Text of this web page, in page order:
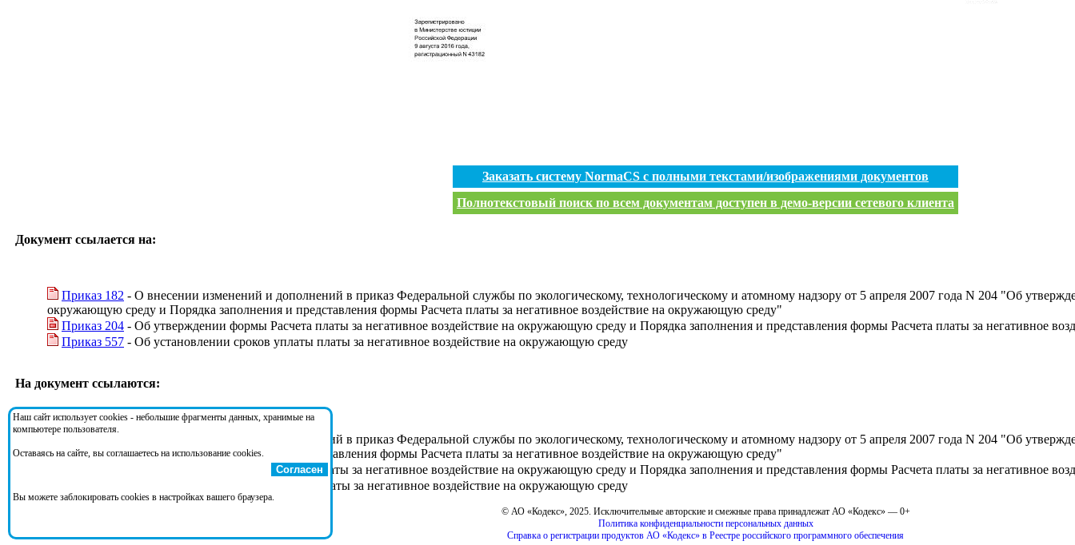
Заказать систему NormaCS с полными текстами/изображениями документов
Полнотекстовый поиск по всем документам доступен в демо-версии сетевого клиента
Документ ссылается на:
Приказ 182 - О внесении изменений и дополнений в приказ Федеральной службы по экологическому, технологическому и атомному надзору от 5 апреля 2007 года N 204 "Об
окружающую среду и Порядка заполнения и представления формы Расчета платы за негативное воздействие на окружающую среду"
Приказ 204 - Об утверждении формы Расчета платы за негативное воздействие на окружающую среду и Порядка заполнения и представления формы Расчета платы за негативное
Приказ 557 - Об установлении сроков уплаты платы за негативное воздействие на окружающую среду
На документ ссылаются:
- О внесении изменений и дополнений в приказ Федеральной службы по экологическому, технологическому и атомному надзору от 5 апреля 2007 года N 204 "Об
окружающую среду и Порядка заполнения и представления формы Расчета платы за негативное воздействие на окружающую среду"
- Об утверждении формы Расчета платы за негативное воздействие на окружающую среду и Порядка заполнения и представления формы Расчета платы за негативное
- Об установлении сроков уплаты платы за негативное воздействие на окружающую среду
© АО «Кодекс», 2025. Исключительные авторские и смежные права принадлежат АО «Кодекс» — 0+
Политика конфиденциальности персональных данных
Справка о регистрации продуктов АО «Кодекс» в Реестре российского программного обеспечения
Наш сайт использует cookies - небольшие фрагменты данных, хранимые на
компьютере пользователя.
Оставаясь на сайте, вы соглашаетесь на использование cookies.
Согласен
Вы можете заблокировать cookies в настройках вашего браузера.